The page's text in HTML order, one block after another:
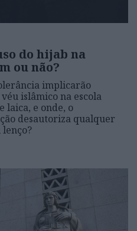
do hijab na
ou não?
implicarão
islâmico na escola
laica, e onde, o
desautoriza qualquer